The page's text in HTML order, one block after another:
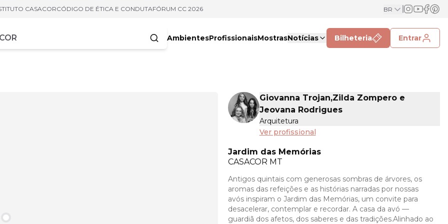
CASACORCÓDIGO DE ÉTICA E CONDUTAFÓRUM CC 2026 BR
AmbientesProfissionaisMostrasNotícias Bilheteria Entrar
Giovanna Trojan,Zilda Zompero e
Jeovana Rodrigues
Arquitetura
Ver profissional
Jardim das Memórias
CASACOR MT
Antigos quintais com generosas sombras de árvores, os
aromas das refeições e as histórias narradas por nossas
avós inspiram o Jardim das Memórias, um convite para
desacelerar, contemplar e recordar. A casa da avó —
guardiã dos afetos, dos saberes e das tradições.Alinhado ao